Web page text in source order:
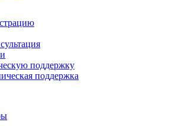
поддержку
поддержка